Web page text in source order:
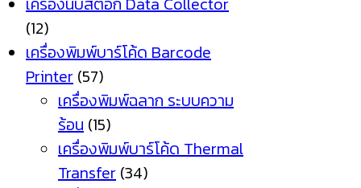
(12)
เครื่องพิมพ์บาร์โค้ด Barcode
Printer (57)
เครื่องพิมพ์ฉลาก ระบบความ
ร้อน (15)
เครื่องพิมพ์บาร์โค้ด Thermal
Transfer (34)